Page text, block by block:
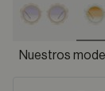
Nuestros